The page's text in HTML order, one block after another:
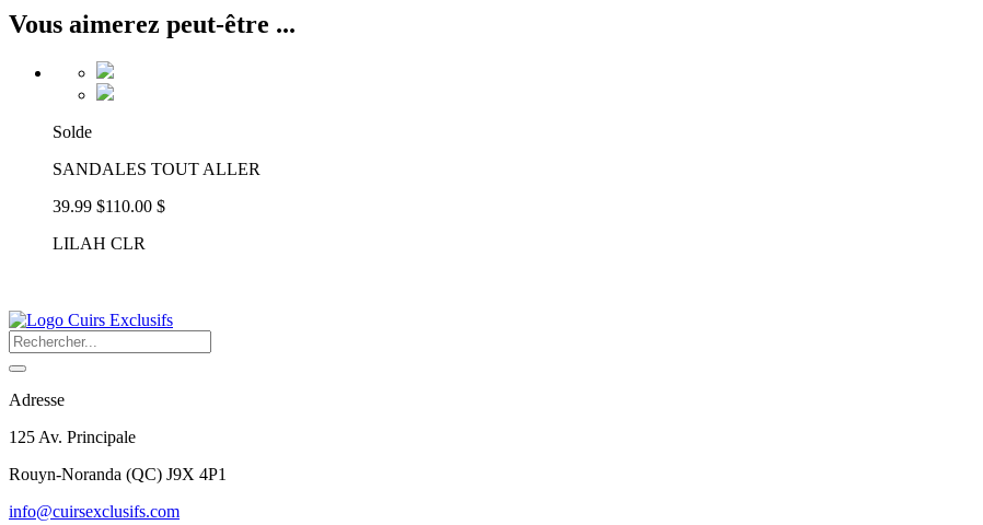
Vous aimerez peut-être ...
Solde
SANDALES TOUT ALLER
39.99 $110.00 $
LILAH CLR
Adresse
125 Av. Principale
Rouyn-Noranda (QC) J9X 4P1
info@cuirsexclusifs.com